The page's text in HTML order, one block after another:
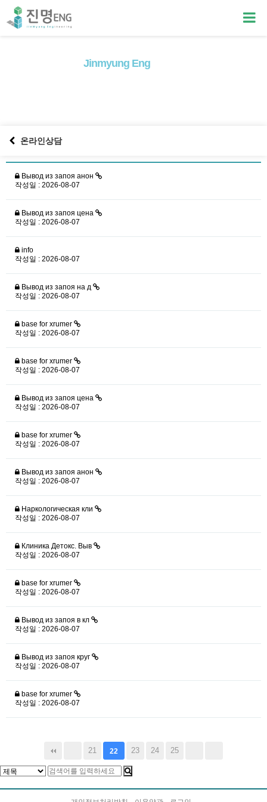
Jinmyung Eng
온라인상담
Вывод из запоя анон
작성일 : 2026-08-07
Вывод из запоя цена
작성일 : 2026-08-07
info
작성일 : 2026-08-07
Вывод из запоя на д
작성일 : 2026-08-07
base for xrumer
작성일 : 2026-08-07
base for xrumer
작성일 : 2026-08-07
Вывод из запоя цена
작성일 : 2026-08-07
base for xrumer
작성일 : 2026-08-07
Вывод из запоя анон
작성일 : 2026-08-07
Наркологическая кли
작성일 : 2026-08-07
Клиника Детокс. Выв
작성일 : 2026-08-07
base for xrumer
작성일 : 2026-08-07
Вывод из запоя в кл
작성일 : 2026-08-07
Вывод из запоя круг
작성일 : 2026-08-07
base for xrumer
작성일 : 2026-08-07
21 22 23 24 25